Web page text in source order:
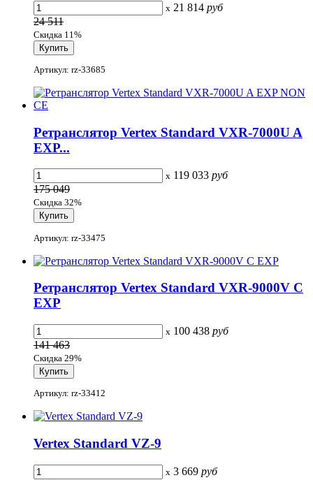
x 21 814 руб
24 511
Скидка 11%
Артикул: rz-33685
Ретранслятор Vertex Standard VXR-7000U A
EXP...
x 119 033 руб
175 049
Скидка 32%
Артикул: rz-33475
Ретранслятор Vertex Standard VXR-9000V C
EXP
x 100 438 руб
141 463
Скидка 29%
Артикул: rz-33412
Vertex Standard VZ-9
x 3 669 руб